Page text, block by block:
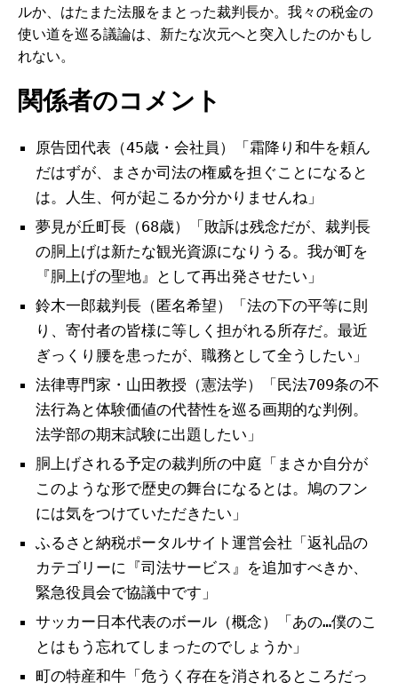
ルか、はたまた法服をまとった裁判長か。我々の税金の
使い道を巡る議論は、新たな次元へと突入したのかもし
れない。
関係者のコメント
原告団代表（45歳・会社員）「霜降り和牛を頼ん
だはずが、まさか司法の権威を担ぐことになると
は。人生、何が起こるか分かりませんね」
夢見が丘町長（68歳）「敗訴は残念だが、裁判長
の胴上げは新たな観光資源になりうる。我が町を
『胴上げの聖地』として再出発させたい」
鈴木一郎裁判長（匿名希望）「法の下の平等に則
り、寄付者の皆様に等しく担がれる所存だ。最近
ぎっくり腰を患ったが、職務として全うしたい」
法律専門家・山田教授（憲法学）「民法709条の不
法行為と体験価値の代替性を巡る画期的な判例。
法学部の期末試験に出題したい」
胴上げされる予定の裁判所の中庭「まさか自分が
このような形で歴史の舞台になるとは。鳩のフン
には気をつけていただきたい」
ふるさと納税ポータルサイト運営会社「返礼品の
カテゴリーに『司法サービス』を追加すべきか、
緊急役員会で協議中です」
サッカー日本代表のボール（概念）「あの…僕のこ
とはもう忘れてしまったのでしょうか」
町の特産和牛「危うく存在を消されるところだっ